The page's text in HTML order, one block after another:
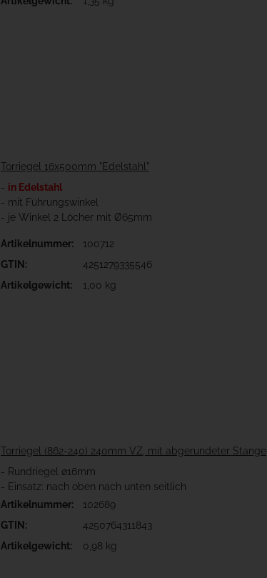
Torriegel 16x500mm "Edelstahl"
- in Edelstahl
- mit Führungswinkel
- je Winkel 2 Löcher mit Ø65mm
Artikelnummer:
100712
GTIN:
4251279335546
Artikelgewicht:
1,00 kg
Torriegel (862-240) 240mm VZ, mit abgerundeter Stange
- Rundriegel ø16mm
- Einsatz: nach oben nach unten seitlich
Artikelnummer:
102689
GTIN:
4250764311843
Artikelgewicht:
0,98 kg